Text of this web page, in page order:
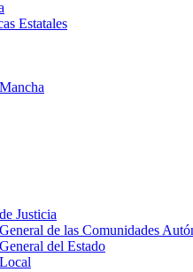
Estatales
Justicia
de las Comunidades
del Estado